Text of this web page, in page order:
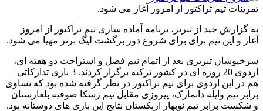
تمرینات تیم تراکتور از امروز آغاز می شود.
به گزارش جید از تبریز، برنامه آماده سازی تیم تراکتور از امروز
آغاز و این تیم برای برای شروع دور برگشت لیگ برتر مهیا می شود.
سرخپوشان تبریزی بعد از اتمام نیم فصل و استراحت دو هفته ای،
اردوی 20 روزه ای در کشور ترکیه برگزار کردند. 3 بازی تدارکاتی
هم در این اردوی برای تیم تراکتور در نظر گرفته شده بود که تساوی
برابر تیم وایله دانمارک، پیروزی مقابل تیم زسکا صوفیه بلغارستان
و شکست برابر تیم نوبهار ازبکستان نتایج این بازی های دوستانه بود.